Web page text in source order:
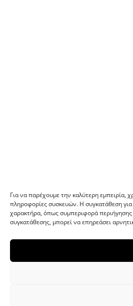
Για να παρέχουμε την καλύτερη εμπειρία,
πληροφορίες συσκευών. Η συγκατάθεση
χαρακτήρα, όπως συμπεριφορά
συγκατάθεσης, μπορεί να επηρεάσει